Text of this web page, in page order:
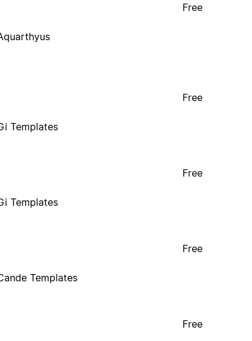
Free
Templates
Free
Templates
Free
Templates
Free
Free